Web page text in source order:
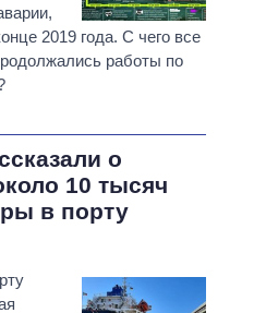
2019 года. С чего все
работы по
о
10 тысяч
в порту